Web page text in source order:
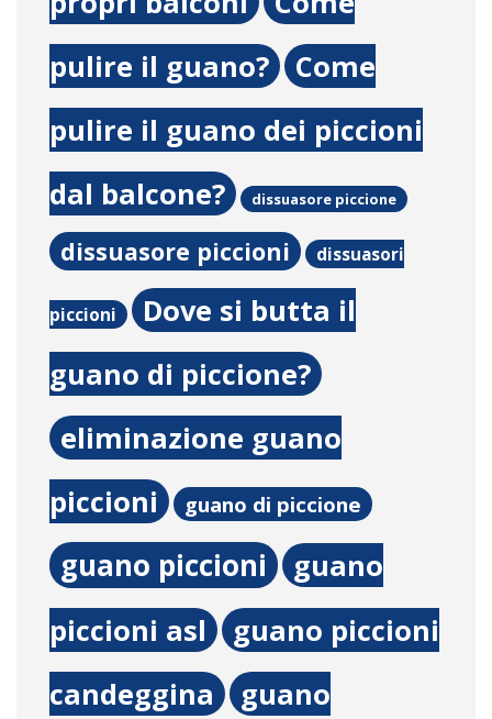
pulire il guano?
Come
pulire il guano dei piccioni
dal balcone?
dissuasore piccione
dissuasore piccioni dissuasori
piccioni
Dove si butta il
guano di piccione?
eliminazione guano
piccioni
guano di piccione
guano piccioni
guano
piccioni asl
guano piccioni
candeggina
guano